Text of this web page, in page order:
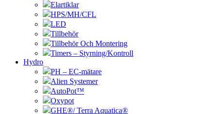
Elartiklar
HPS/MH/CFL
LED
Tillbehör
Tillbehör Och Montering
Timers – Styrning/Kontroll
Hydro
PH – EC-mätare
Alien Systemer
AutoPot™
Oxypot
GHE®/ Terra Aquatica®